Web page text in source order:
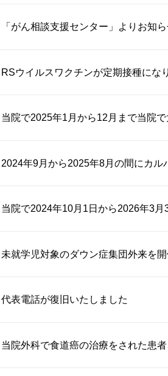
「がん相談支援センター」よりお知
RSウイルスワクチンが定期接種にな
当院で2025年1月から12月まで当院
2024年9月から2025年8月の間にカル
当院で2024年10月1日から2026年3
未就学児対象のダウン症集団外来を
代表電話が復旧いたしました
当院外科で食道癌の治療をされた患